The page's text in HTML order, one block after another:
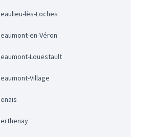
Beaulieu-lès-Loches
Beaumont-en-Véron
Beaumont-Louestault
Beaumont-Village
Benais
Berthenay